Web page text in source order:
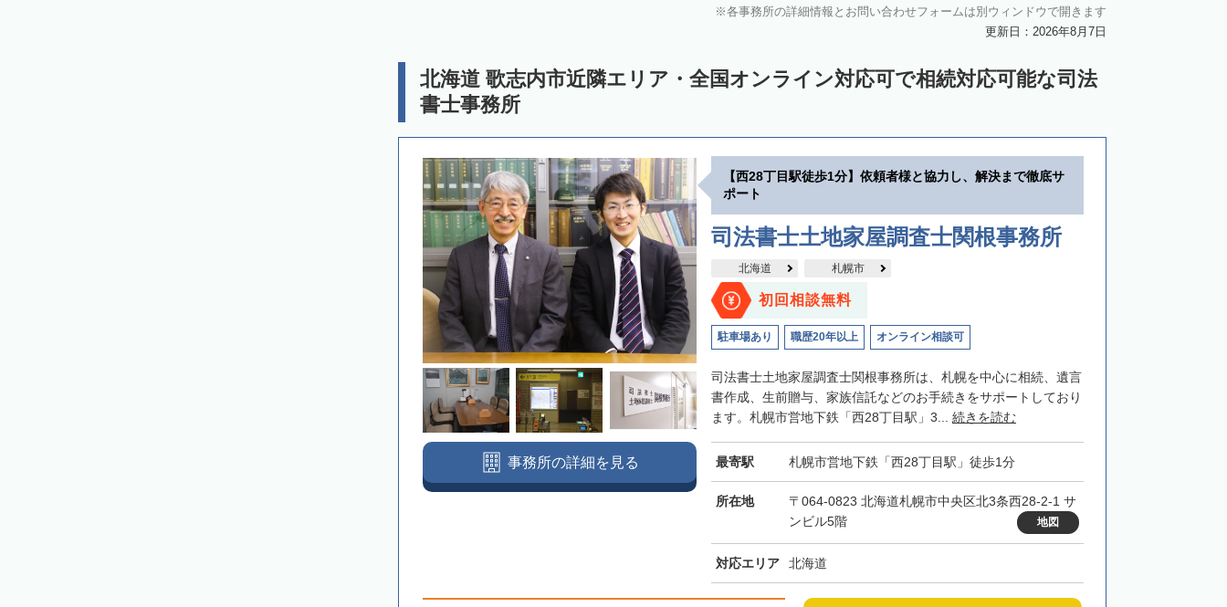
中川郡幕別町 中川郡池田町 中川郡豊頃町
天塩郡遠別町 天塩郡天塩町 天塩郡豊富町 天塩郡幌延町 宗谷郡猿払村 枝幸郡浜頓別町
網走郡津別町 網走郡大空町 斜里郡斜里町 斜里郡清里町 斜里郡小清水町 常呂郡訓子府町
常呂郡置戸町 常呂郡佐呂間町 紋別郡遠軽町 紋別郡湧別町
紋別郡西興部村 紋別郡雄武町 有珠郡壮瞥町 白老郡白老町 沙流郡日高町 沙流郡平取町 新冠郡新冠町
浦河郡浦河町 様似郡様似町 幌泉郡えりも町
河東郡上士幌町 河東郡鹿追町 河西郡芽室町 河西郡中札内村 河西郡更別村
広尾郡広尾町 足寄郡足寄町 足寄郡陸別町 十勝郡浦幌町 釧路郡釧路町 厚岸郡厚岸町
川上郡標茶町 川上郡弟子屈町 阿寒郡鶴居村
標津郡標津町 目梨郡羅臼町
各事務所の詳細情報とお問い合わせフォームは別ウィンドウで開きます
更新日：2026年8月7日
北海道 歌志内市近隣エリア・全国オンライン対応可で相続対応可能な司法
書士事務所
【西28丁目駅徒歩1分】依頼者様と協力し、解決まで徹底サ
ポート
司法書士土地家屋調査士関根事務所
北海道 札幌市
初回相談無料
駐車場あり 職歴20年以上 オンライン相談可
司法書士土地家屋調査士関根事務所は、札幌を中心に相続、遺言
書作成、生前贈与、家族信託などのお手続きをサポートしており
ます。札幌市営地下鉄「西28丁目駅」3... 続きを読む
最寄駅 札幌市営地下鉄「西28丁目駅」徒歩1分
所在地
〒064-0823 北海道札幌市中央区北3条西28-2-1 サ
ンビル5階
地図
対応エリア 北海道
事務所の詳細を見る